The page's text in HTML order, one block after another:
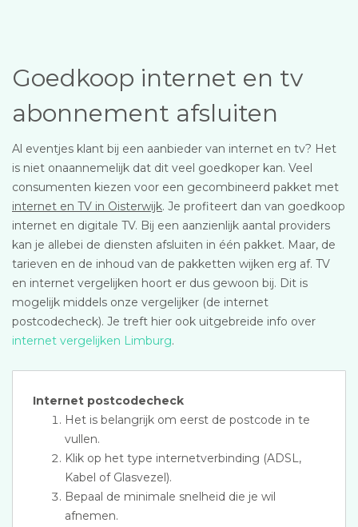
Goedkoop internet en tv
abonnement afsluiten
Al eventjes klant bij een aanbieder van internet en tv? Het
is niet onaannemelijk dat dit veel goedkoper kan. Veel
consumenten kiezen voor een gecombineerd pakket met
internet en TV in Oisterwijk. Je profiteert dan van goedkoop
internet en digitale TV. Bij een aanzienlijk aantal providers
kan je allebei de diensten afsluiten in één pakket. Maar, de
tarieven en de inhoud van de pakketten wijken erg af. TV
en internet vergelijken hoort er dus gewoon bij. Dit is
mogelijk middels onze vergelijker (de internet
postcodecheck). Je treft hier ook uitgebreide info over
internet vergelijken Limburg.
Internet postcodecheck
Het is belangrijk om eerst de postcode in te
vullen.
Klik op het type internetverbinding (ADSL,
Kabel of Glasvezel).
Bepaal de minimale snelheid die je wil
afnemen.